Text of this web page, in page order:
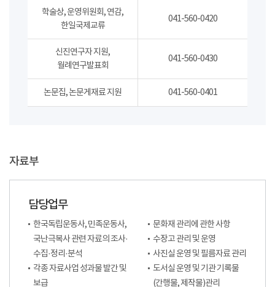
학술상, 운영위원회, 연감,
한일국제교류
041-560-0420
신진연구자 지원,
월례연구발표회
041-560-0430
논문집, 논문게재료 지원 041-560-0401
자료부
담당업무
한국독립운동사, 민족운동사,
국난극복사 관련 자료의 조사·
수집·정리·분석
각종 자료사업 성과물 발간 및
보급
문화재 관리에 관한 사항
수장고 관리 및 운영
사진실 운영 및 필름자료 관리
도서실 운영 및 기관 기록물
(간행물, 제작물)관리